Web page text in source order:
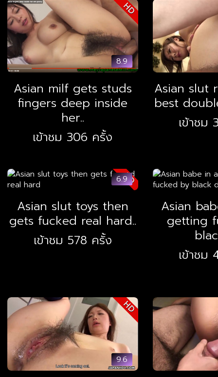
8.9
HD
Asian milf gets studs
fingers deep inside
her..
เข้าชม 306 ครั้ง
Asian slut
best
เข้าชม
6.9HD
Asian slut toys then
gets fucked real hard..
เข้าชม 578 ครั้ง
Asian
getting
เข้าชม
9.6
HD